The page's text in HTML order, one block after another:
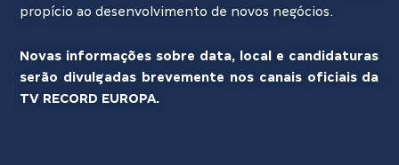
propício ao desenvolvimento de novos negócios.
Novas informações sobre data, local e candidaturas
serão divulgadas brevemente nos canais oficiais da
TV RECORD EUROPA.